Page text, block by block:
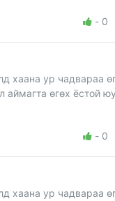
- 0
хаана ур чадвараа
- 0
хаана ур чадвараа